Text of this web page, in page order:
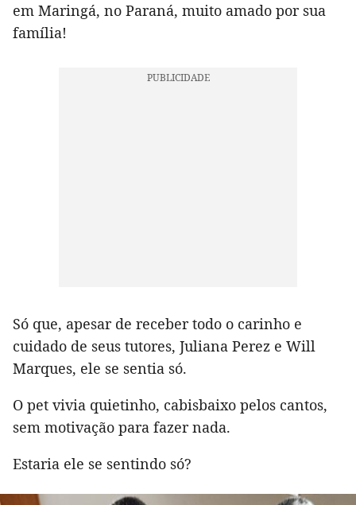
em Maringá, no Paraná, muito amado por sua
família!
Só que, apesar de receber todo o carinho e
cuidado de seus tutores, Juliana Perez e Will
Marques, ele se sentia só.
O pet vivia quietinho, cabisbaixo pelos cantos,
sem motivação para fazer nada.
Estaria ele se sentindo só?